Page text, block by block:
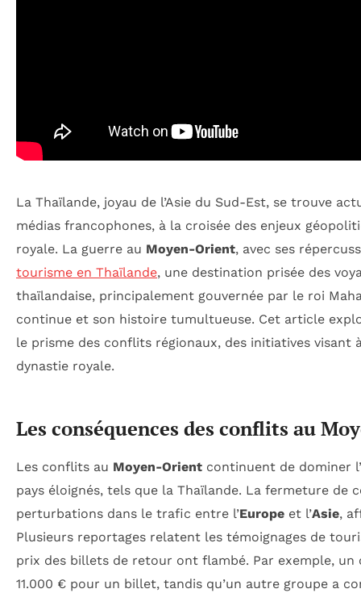
La Thaïlande, joyau de l’Asie du Sud-Est, se trouve
médias francophones, à la croisée des enjeux
royale. La guerre au Moyen-Orient, avec ses
tourisme en Thaïlande, une destination prisée des
thaïlandaise, principalement gouvernée par le roi
continue et son histoire tumultueuse. Cet article
le prisme des conflits régionaux, des initiatives
dynastie royale.
Les conséquences des conflits au
Les conflits au Moyen-Orient continuent de dominer
pays éloignés, tels que la Thaïlande. La fermeture de
perturbations dans le trafic entre l’Europe et l’Asie,
Plusieurs reportages relatent les témoignages de
prix des billets de retour ont flambé. Par exemple,
11.000 € pour un billet, tandis qu’un autre groupe a